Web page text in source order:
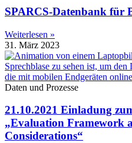
SPARCS-Datenbank für
Weiterlesen »
31. März 2023
Daten und Prozesse
21.10.2021 Einladung
„Evaluation Framework
Considerations“